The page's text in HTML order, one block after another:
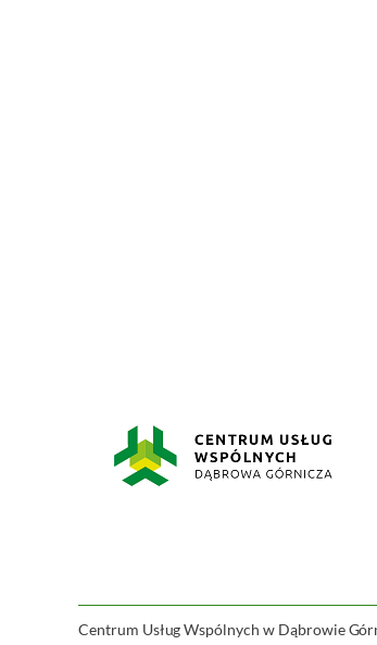
Centrum Usług Wspólnych w Dąbrowie